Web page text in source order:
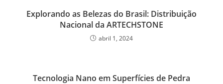
Explorando as Belezas do Brasil: Distribuição
Nacional da ARTECHSTONE
abril 1, 2024
Tecnologia Nano em Superfícies de Pedra